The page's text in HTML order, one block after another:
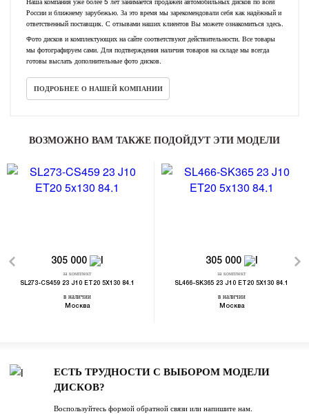
России и ближнему зарубежью. За это время мы зарекомендовали себя как надёжный и
ответственный поставщик. С отзывами наших клиентов Вы можете ознакомиться здесь.
Фото дисков и комплектующих на сайте соответствуют действительности. Все товары
мы фотографируем сами. Для подтверждения наличия товаров на складе мы всегда
готовы выслать дополнительные фото дисков.
ПОДРОБНЕЕ О НАШЕЙ КОМПАНИИ
ВОЗМОЖНО ВАМ ТАКЖЕ ПОДОЙДУТ ЭТИ МОДЕЛИ
305 000
за комплект
SL273-CS459 23 J10 ET20 5X130 84.1
в наличии
Москва
305 000
за комплект
SL466-SK365 23 J10 ET20 5X130 84.1
в наличии
Москва
ЕСТЬ ТРУДНОСТИ С ВЫБОРОМ МОДЕЛИ
ДИСКОВ?
Воспользуйтесь формой обратной связи или напишите нам.